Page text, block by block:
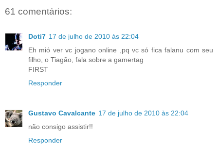
61 comentários:
Doti7 17 de julho de 2010 às 22:04
Eh mió ver vc jogano online ,pq vc só fica falanu com seu
filho, o Tiagão, fala sobre a gamertag
FIRST
Responder
Gustavo Cavalcante 17 de julho de 2010 às 22:04
não consigo assistir!!
Responder